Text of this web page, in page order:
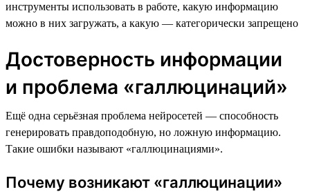
инструменты использовать в работе, какую информацию
можно в них загружать, а какую — категорически запрещено
Достоверность информации
и проблема «галлюцинаций»
Ещё одна серьёзная проблема нейросетей — способность
генерировать правдоподобную, но ложную информацию.
Такие ошибки называют «галлюцинациями».
Почему возникают «галлюцинации»